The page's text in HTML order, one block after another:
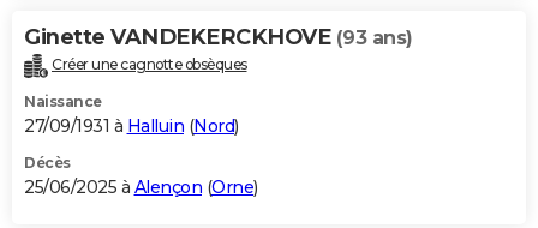
Ginette VANDEKERCKHOVE (93 ans)
Créer une cagnotte obsèques
Naissance
27/09/1931 à Halluin (Nord)
Décès
25/06/2025 à Alençon (Orne)